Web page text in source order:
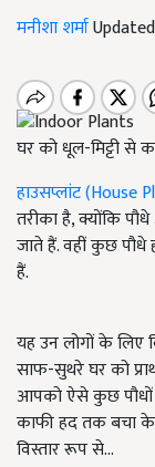
मनीशा शर्मा
घर को धूल-मिट्टी से
हाउसप्लांट (House
तरीका है, क्योंकि
जाते हैं. वहीं कुछ
हैं.
यह उन लोगों के
साफ-सुथरे घर को
आपको ऐसे कुछ पौधों
काफी हद तक बचा
विस्तार रूप से...